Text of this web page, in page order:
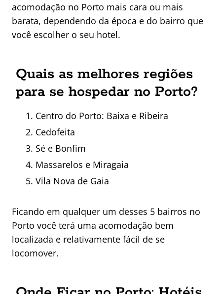
acomodação no Porto mais cara ou mais
barata, dependendo da época e do bairro que
você escolher o seu hotel.
Quais as melhores regiões
para se hospedar no Porto?
Centro do Porto: Baixa e Ribeira
Cedofeita
Sé e Bonfim
Massarelos e Miragaia
Vila Nova de Gaia
Ficando em qualquer um desses 5 bairros no
Porto você terá uma acomodação bem
localizada e relativamente fácil de se
locomover.